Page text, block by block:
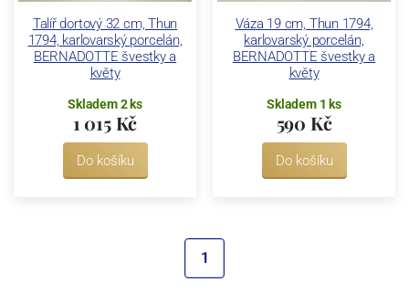
Talíř dortový 32 cm, Thun
1794, karlovarský porcelán,
BERNADOTTE švestky a
květy
Skladem 2 ks
1 015 Kč
Do košíku
Váza 19 cm, Thun 1794,
karlovarský porcelán,
BERNADOTTE švestky a
květy
Skladem 1 ks
590 Kč
Do košíku
1